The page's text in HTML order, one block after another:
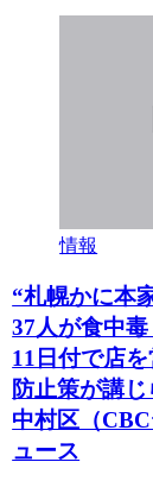
情報
“札幌かに本
37人が食中
11日付で店
防止策が講じ
中村区（
ュース